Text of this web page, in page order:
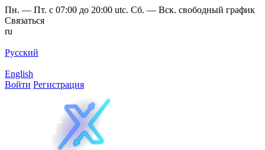
Пн. — Пт. с 07:00 до 20:00 utc. Сб. — Вск. свободный график
Связаться
ru
Русский
English
Войти Регистрация